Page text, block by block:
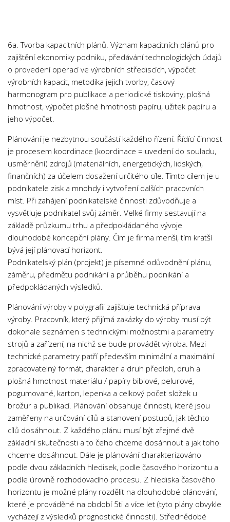
Ekonomie
Fyzika
Informatika
Jazyky
Management
Marketing
Němčina
Občanská nauka
Pedagogika
Právo
Psychologie a Sociologie
Společenské vědy
Technika
Účetnictví
Zdravotnictví
Zeměpis
Novinky
6a. Tvorba kapacitních plánů. Význam kapacitních plánů pro
zajištění ekonomiky podniku, předávání technologických údajů
o provedení operací ve výrobních střediscích, výpočet
výrobních kapacit, metodika jejich tvorby, časový
harmonogram pro publikace a periodické tiskoviny, plošná
hmotnost, výpočet plošné hmotnosti papíru, užitek papíru a
jeho výpočet.
Plánování je nezbytnou součástí každého řízení. Řídící činnost
je procesem koordinace (koordinace = uvedení do souladu,
usměrnění) zdrojů (materiálních, energetických, lidských,
finančních) za účelem dosažení určitého cíle. Tímto cílem je u
podnikatele zisk a mnohdy i vytvoření dalších pracovních
míst. Při zahájení podnikatelské činnosti zdůvodňuje a
vysvětluje podnikatel svůj záměr. Velké firmy sestavují na
základě průzkumu trhu a předpokládaného vývoje
dlouhodobé koncepční plány. Čím je firma menší, tím kratší
bývá její plánovací horizont.
Podnikatelský plán (projekt) je písemné odůvodnění plánu,
záměru, předmětu podnikání a průběhu podnikání a
předpokládaných výsledků.
Plánování výroby v polygrafii zajišťuje technická příprava
výroby. Pracovník, který přijímá zakázky do výroby musí být
dokonale seznámen s technickými možnostmi a parametry
strojů a zařízení, na nichž se bude provádět výroba. Mezi
technické parametry patří především minimální a maximální
zpracovatelný formát, charakter a druh předloh, druh a
plošná hmotnost materiálu / papíry biblové, pelurové,
pogumované, karton, lepenka a celkový počet složek u
brožur a publikací. Plánování obsahuje činnosti, které jsou
zaměřeny na určování cílů a stanovení postupů, jak těchto
cílů dosáhnout. Z každého plánu musí být zřejmé dvě
základní skutečnosti a to čeho chceme dosáhnout a jak toho
chceme dosáhnout. Dále je plánování charakterizováno
podle dvou základních hledisek, podle časového horizontu a
podle úrovně rozhodovacího procesu. Z hlediska časového
horizontu je možné plány rozdělit na dlouhodobé plánování,
které je prováděné na období 5ti a více let (tyto plány obvykle
vycházejí z výsledků prognostické činnosti). Střednědobé